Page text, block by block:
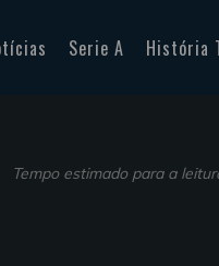
Serie A História
Tempo estimado para a